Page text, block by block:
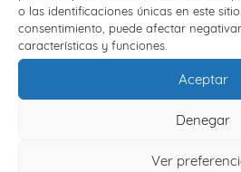
o las identificaciones únicas en este
consentimiento, puede afectar
características y funciones.
Aceptar
Denegar
Ver
Bagan y traslado al hotel.
Pensión completa.
Dia 9º
Visita turística
Desayuno en el hotel. Visita al
pagoda Shwezigon, Gloria de
antigüedad, el templo Htilominlo
impresionantes gravados, el